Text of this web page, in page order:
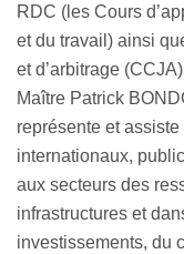
RDC (les Cours
et du travail) ainsi
et d’arbitrage
Maître Patrick
représente et
internationaux,
aux secteurs des
infrastructures et
investissements, du